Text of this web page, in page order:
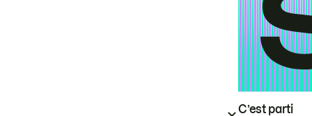
C’est parti